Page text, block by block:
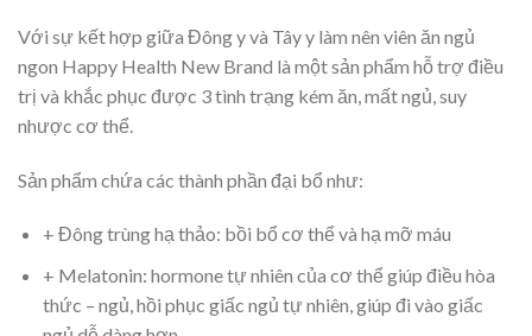
Với sự kết hợp giữa Đông y và Tây y làm nên viên ăn ngủ
ngon Happy Health New Brand là một sản phẩm hỗ trợ điều
trị và khắc phục được 3 tình trạng kém ăn, mất ngủ, suy
nhược cơ thể.
Sản phẩm chứa các thành phần đại bổ như:
+ Đông trùng hạ thảo: bồi bổ cơ thể và hạ mỡ máu
+ Melatonin: hormone tự nhiên của cơ thể giúp điều hòa
thức – ngủ, hồi phục giấc ngủ tự nhiên, giúp đi vào giấc